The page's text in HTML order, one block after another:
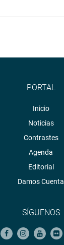
PORTAL
Inicio
Noticias
Contrastes
Agenda
Editorial
Damos Cuenta
SÍGUENOS